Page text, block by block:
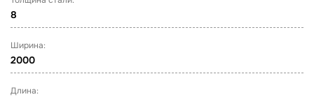
8
Ширина:
2000
Длина: